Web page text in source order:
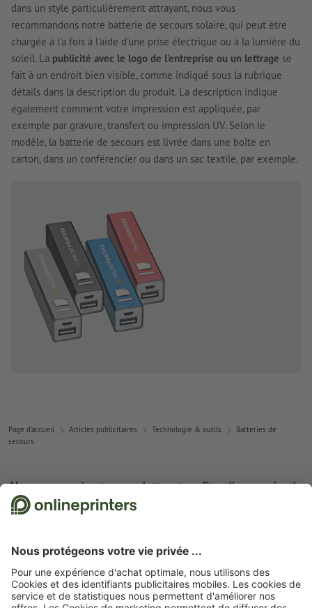
dans un style particulièrement attrayant, nous vous
recommandons notre batterie de secours solaire, qui peut être
chargée à l'a fois à l'aide d'une prise électrique ou à la lumière du
soleil. La publicité avec le logo de l'entreprise ou un lettrage se
fait à un endroit bien visible, comme indiqué sous la rubrique
détails dans la description du produit. La description indique
également comment votre impression est appliquée, par
exemple par gravure, transfert ou impression UV. Selon le
modèle, la batterie de secours est livrée dans une boîte en
carton, dans un conférencier ou dans un sac textile, par exemple.
Page d'accueil Articles publicitaires Technologie & outils
Batteries de
secours
À propos de nous
L'entreprise
Service
Abonnez-vous à notre newsletter et profitez d'une remise de
15 %